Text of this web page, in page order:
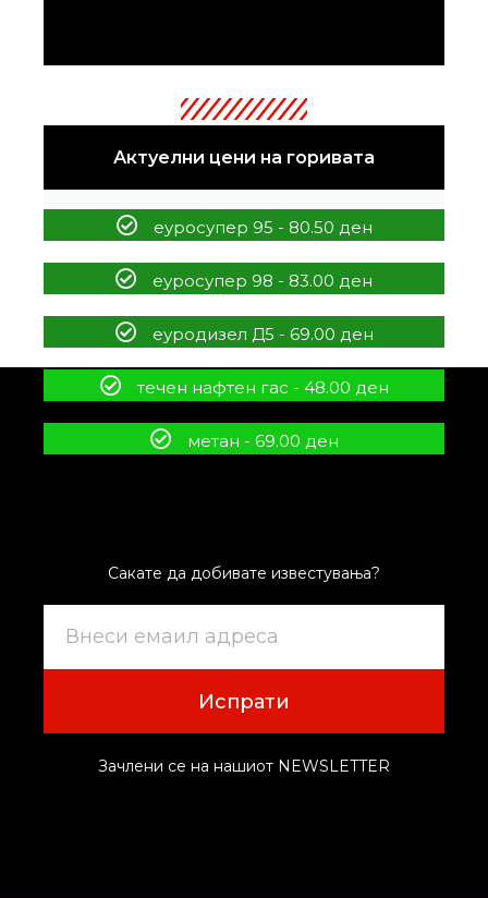
Актуелни цени на горивата
еуросупер 95 - 80.50 ден
еуросупер 98 - 83.00 ден
еуродизел Д5 - 69.00 ден
течен нафтен гас - 48.00 ден
метан - 69.00 ден
Сакате да добивате известувања?
Испрати
Зачлени се на нашиот NEWSLETTER